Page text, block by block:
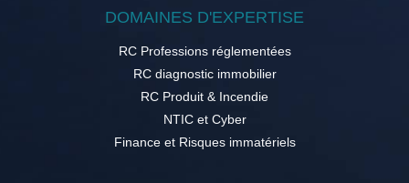
DOMAINES D'EXPERTISE
RC Professions réglementées
RC diagnostic immobilier
RC Produit & Incendie
NTIC et Cyber
Finance et Risques immatériels